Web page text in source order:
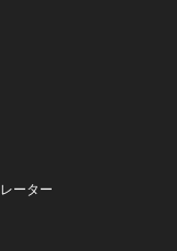
ーター